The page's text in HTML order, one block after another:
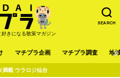
SEARCH
きになる散策マガジン
マチプラ企画 マチプラ調査 地
満載 ウラロジ仙台